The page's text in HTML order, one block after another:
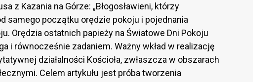
z Kazania na Górze: „Błogosławieni, którzy
samego początku orędzie pokoju i pojednania
Orędzia ostatnich papieży na Światowe Dni Pokoju
i równocześnie zadaniem. Ważny wkład w realizację
działalności Kościoła, zwłaszcza w obszarach
Celem artykułu jest próba tworzenia